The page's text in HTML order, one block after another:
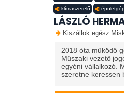
klímaszerelő
LÁSZLÓ
Kiszállok egész
2018 óta működő
Műszaki vezető
egyéni vállalkozó.
szeretne keressen